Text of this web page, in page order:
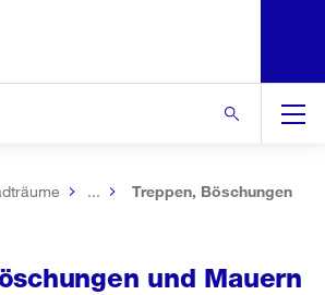
...
Treppen, Böschungen
und Mauern